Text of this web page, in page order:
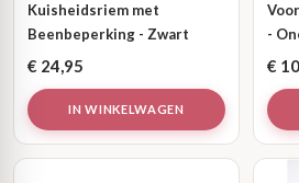
Kuisheidsriem met
Beenbeperking - Zwart
€ 24,95
IN WINKELWAGEN
-
€